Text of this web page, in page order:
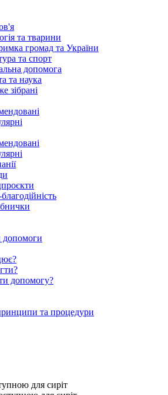
та тварини
громад та України
та спорт
допомога
та наука
зібрані
допомоги
допомогу?
та процедури
для сиріт